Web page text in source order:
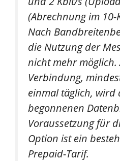
(Abrechnung im 10-
Nach
die Nutzung der
nicht mehr möglich.
Verbindung,
einmal täglich, wird
begonnenen
Voraussetzung für
Option ist ein
Prepaid-Tarif.